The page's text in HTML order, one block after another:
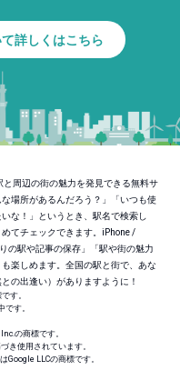
詳しくはこちら
周辺の街の魅力を発見できる無料サ
場所があるんだろう？」「いつも使
な！」というとき、駅名で検索し
てチェックできます。iPhone /
の駅や記事の保存」「駅や街の魅力
楽しめます。全国の駅と街で、あな
の出逢い）がありますように！
す。
です。
の商標です。
き使用されています。
Google LLCの商標です。